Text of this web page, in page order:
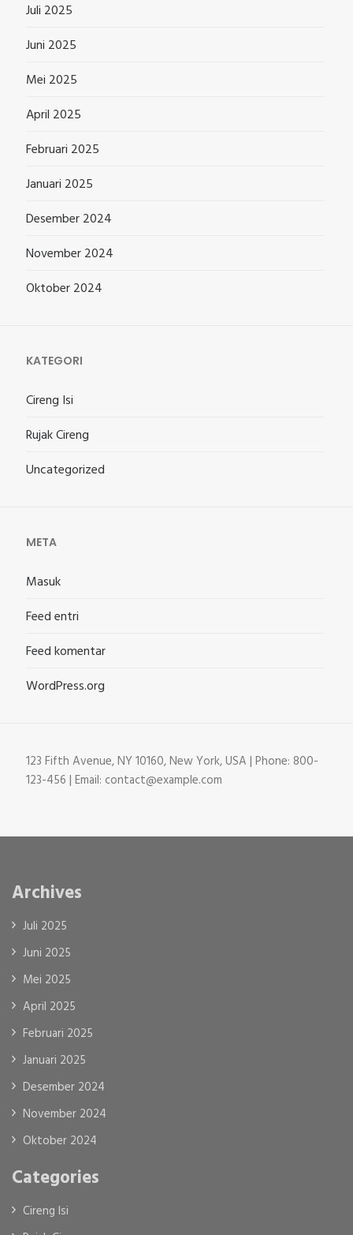
Juli 2025
Juni 2025
Mei 2025
April 2025
Februari 2025
Januari 2025
Desember 2024
November 2024
Oktober 2024
KATEGORI
Cireng Isi
Rujak Cireng
Uncategorized
META
Masuk
Feed entri
Feed komentar
WordPress.org
123 Fifth Avenue, NY 10160, New York, USA | Phone: 800-
123-456 | Email: contact@example.com
Archives
Juli 2025
Juni 2025
Mei 2025
April 2025
Februari 2025
Januari 2025
Desember 2024
November 2024
Oktober 2024
Categories
Cireng Isi